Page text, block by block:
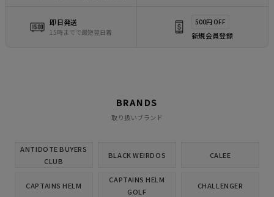
即日発送
15時までで最短翌日着
500円 OFF
新規会員登録
BRANDS
取り扱いブランド
ANTIDOTE BUYERS
CLUB
BLACK WEIRDOS CALEE
CAPTAINS HELM
CAPTAINS HELM
GOLF
CHALLENGER